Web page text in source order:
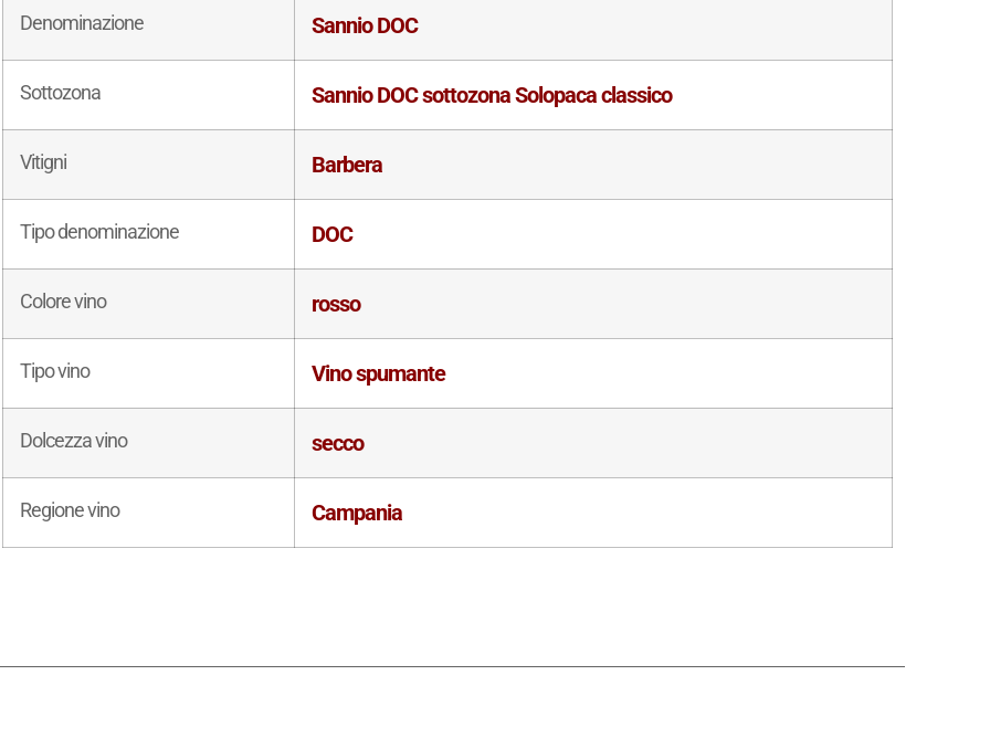
Denominazione Sannio DOC
Sottozona Sannio DOC sottozona Solopaca classico
Vitigni Barbera
Tipo denominazione DOC
Colore vino rosso
Tipo vino Vino spumante
Dolcezza vino secco
Regione vino Campania